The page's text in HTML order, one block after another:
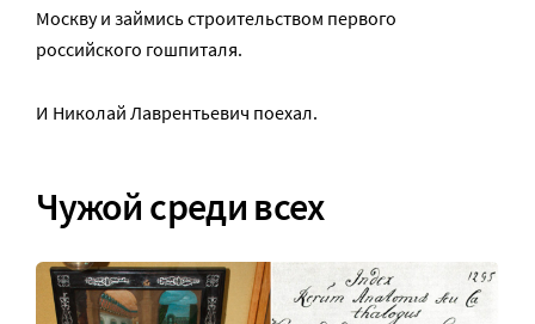
Москву и займись строительством первого
российского гошпиталя.
И Николай Лаврентьевич поехал.
Чужой среди всех